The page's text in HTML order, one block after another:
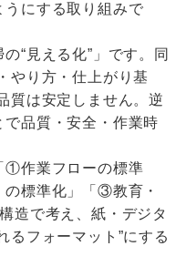
にする取り組みで
“見える化”」です。同
やり方・仕上がり基
質は安定しません。逆
品質・安全・作業時
①作業フローの標準
標準化」「③教育・
造で考え、紙・デジタ
るフォーマット”にする